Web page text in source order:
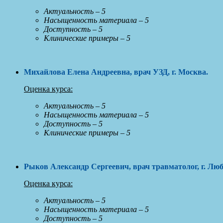
Актуальность – 5
Насыщенность материала – 5
Доступность – 5
Клинические примеры – 5
Михайлова Елена Андреевна, врач УЗД, г. Москва.
Оценка курса:
Актуальность – 5
Насыщенность материала – 5
Доступность – 5
Клинические примеры – 5
Рыков Александр Сергеевич, врач травматолог, г.
Оценка курса:
Актуальность – 5
Насыщенность материала – 5
Доступность – 5